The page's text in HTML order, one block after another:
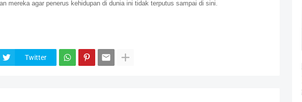
mereka agar penerus kehidupan di dunia ini tidak terputus sampai di sini.
Twitter